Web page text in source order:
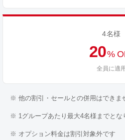
4名様
20%
全員に適用
※ 他の割引・セールとの併用はできま
※ 1グループあたり最大4名様までとな
※ オプション料金は割引対象外です